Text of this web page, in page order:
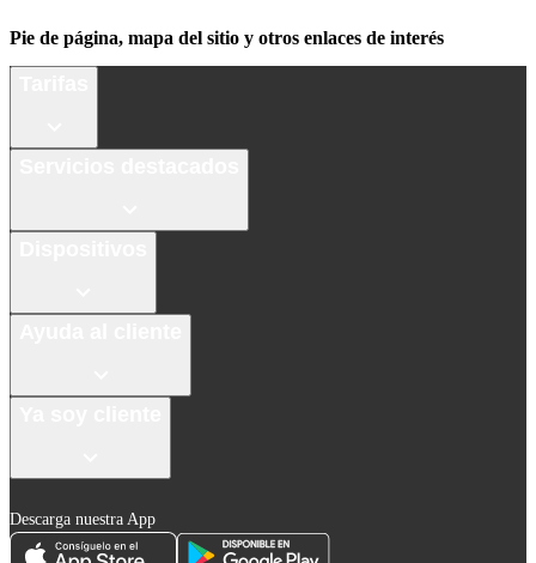
Pie de página, mapa del sitio y otros enlaces de interés
Descarga nuestra App